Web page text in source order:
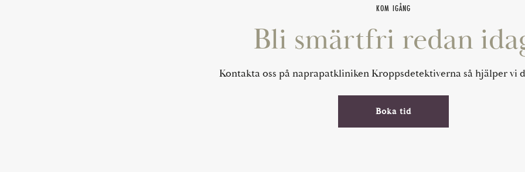
KOM IGÅNG
Bli smärtfri redan
Kontakta oss på naprapatkliniken Kroppsdetektiverna så hjälper vi
Boka tid